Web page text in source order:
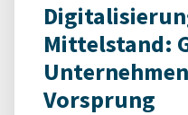
Mittelstand:
Vorsprung